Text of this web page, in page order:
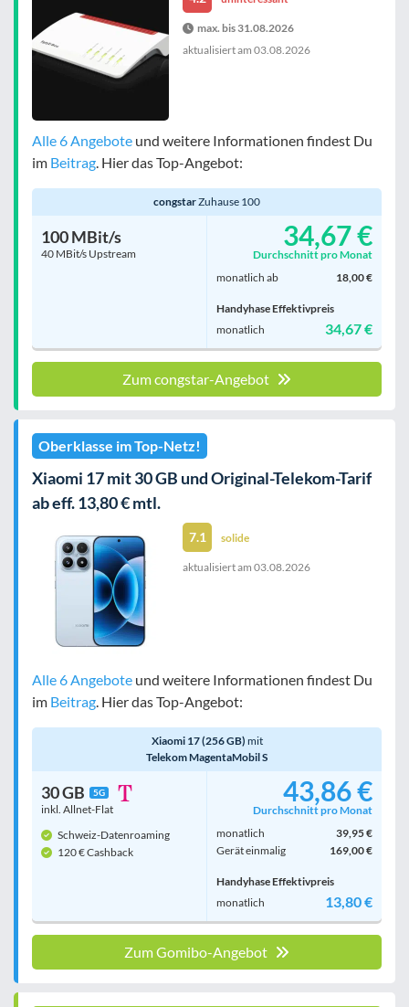
max. bis 31.08.2026
aktualisiert am 03.08.2026
Alle 6 Angebote und weitere Informationen findest Du
im Beitrag. Hier das Top-Angebot:
congstarZuhause 100
100 MBit/s
40 MBit/s Upstream
34,67 €
Durchschnitt pro Monat
monatlich ab
18,00 €
Handyhase Effektivpreis
monatlich
34,67 €
Zum congstar-Angebot
Oberklasse im Top-Netz!
Xiaomi 17 mit 30 GB und Original-Telekom-Tarif
ab eff. 13,80 € mtl.
7.1 solide
aktualisiert am 03.08.2026
Alle 6 Angebote und weitere Informationen findest Du
im Beitrag. Hier das Top-Angebot:
Xiaomi 17 (256 GB) mit
Telekom MagentaMobil S
30 GB 5G
inkl. Allnet-Flat
Schweiz-Datenroaming
120 € Cashback
43,86 €
Durchschnitt pro Monat
monatlich
39,95 €
Gerät einmalig
169,00 €
Handyhase Effektivpreis
monatlich
13,80 €
Zum Gomibo-Angebot